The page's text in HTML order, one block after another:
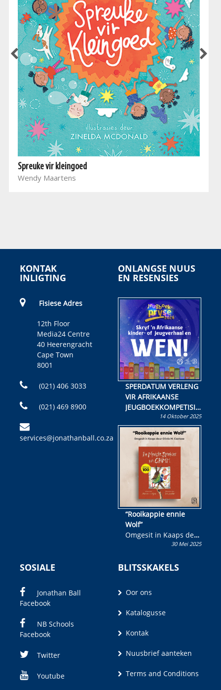
Spreuke vir kleingoed
Wendy Maartens
KONTAK
INLIGTING
Fisiese Adres
12th Floor
Media24 Centre
40 Heerengracht
Cape Town
8001
(021) 406 3033
(021) 469 8900
services@jonathanball.co.za
ONLANGSE NUUS
EN RESENSIES
SPERDATUM VERLENG
VIR AFRIKAANSE
JEUGBOEKKOMPETISIE
Skryf ’n jeugboek of
kinderboek en staan ’n
kans om R50 000 te
wen!
14 Oktober 2025
“Rooikappie ennie
Wolf”
Omgesit in Kaaps deur
Olivia M. Coetzee30 Mei 2025
SOSIALE
Jonathan Ball
Facebook
NB Schools
Facebook
Twitter
Youtube
BLITSSKAKELS
Oor ons
Katalogusse
Kontak
Nuusbrief aanteken
Terms and Conditions